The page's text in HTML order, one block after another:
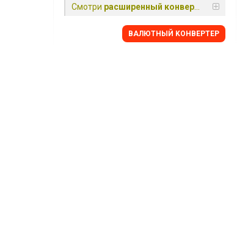
Смотри расширенный конвертер
BАЛЮТНЫЙ KОНВЕРТЕР